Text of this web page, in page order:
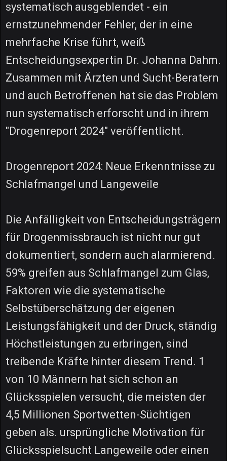
systematisch ausgeblendet - ein
ernstzunehmender Fehler, der in eine
mehrfache Krise führt, weiß
Entscheidungsexpertin Dr. Johanna Dahm.
Zusammen mit Ärzten und Sucht-Beratern
und auch Betroffenen hat sie das Problem
nun systematisch erforscht und in ihrem
"Drogenreport 2024" veröffentlicht.
Drogenreport 2024: Neue Erkenntnisse zu
Schlafmangel und Langeweile
Die Anfälligkeit von Entscheidungsträgern
für Drogenmissbrauch ist nicht nur gut
dokumentiert, sondern auch alarmierend.
59% greifen aus Schlafmangel zum Glas,
Faktoren wie die systematische
Selbstüberschätzung der eigenen
Leistungsfähigkeit und der Druck, ständig
Höchstleistungen zu erbringen, sind
treibende Kräfte hinter diesem Trend. 1
von 10 Männern hat sich schon an
Glücksspielen versucht, die meisten der
4,5 Millionen Sportwetten-Süchtigen
geben als. ursprüngliche Motivation für
Glücksspielsucht Langeweile oder einen